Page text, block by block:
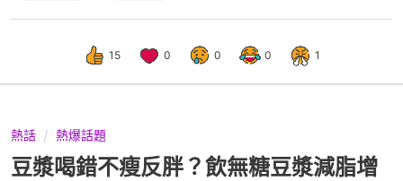
15 0 0 0 1
熱話 熱爆話題
豆漿喝錯不瘦反胖？飲無糖豆漿減脂增